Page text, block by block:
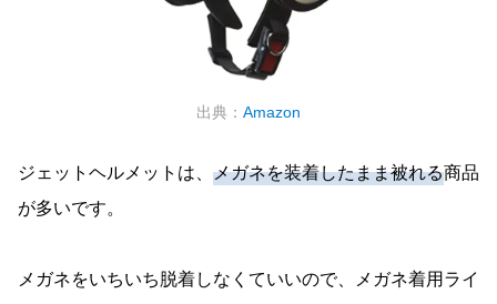
出典： Amazon
ジェットヘルメットは、 メガネを装着したまま被れる商品
が多いです。
メガネをいちいち脱着しなくていいので、メガネ着用ライ